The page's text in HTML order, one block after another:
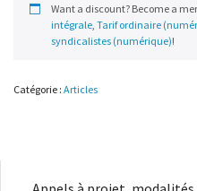
Want a discount? Become a
intégrale, Tarif ordinaire
syndicalistes (numérique)!
Catégorie : Articles